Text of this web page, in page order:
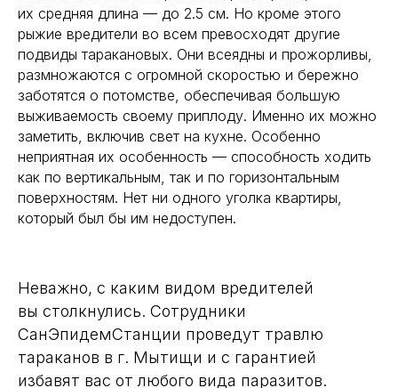
их средняя длина — до 2.5 см. Но кроме этого
рыжие вредители во всем превосходят другие
подвиды таракановых. Они всеядны и прожорливы,
размножаются с огромной скоростью и бережно
заботятся о потомстве, обеспечивая большую
выживаемость своему приплоду. Именно их можно
заметить, включив свет на кухне. Особенно
неприятная их особенность — способность ходить
как по вертикальным, так и по горизонтальным
поверхностям. Нет ни одного уголка квартиры,
который был бы им недоступен.
Неважно, с каким видом вредителей
вы столкнулись. Сотрудники
СанЭпидемСтанции проведут травлю
тараканов в г. Мытищи и с гарантией
избавят вас от любого вида паразитов.